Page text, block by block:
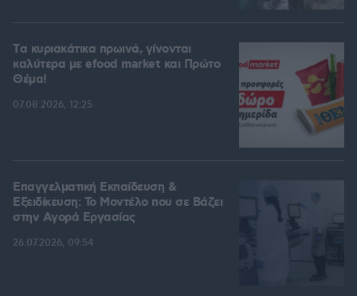
Tα κυριακάτικα πρωινά, γίνονται
καλύτερα με efood market και Πρώτο
Θέμα!
07.08.2026, 12:25
Επαγγελματική Εκπαίδευση &
Εξειδίκευση: Το Mοντέλο που σε Bάζει
στην Aγορά Eργασίας
26.07.2026, 09:54